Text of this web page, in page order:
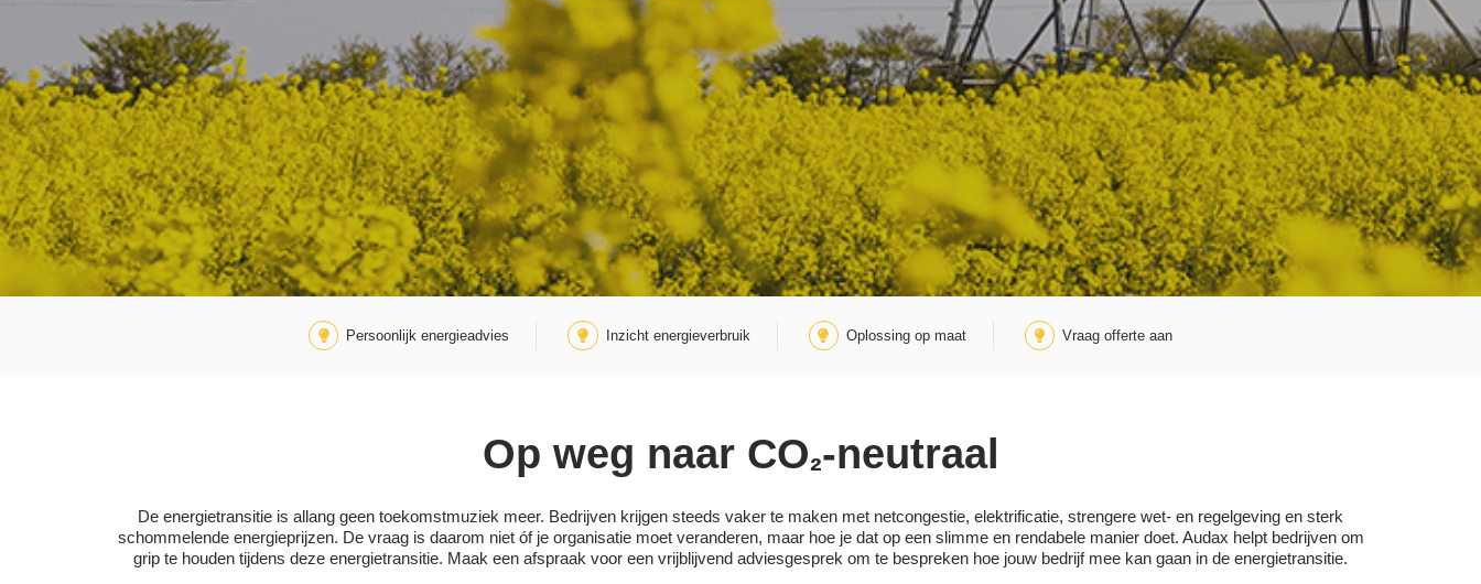
Persoonlijk energieadvies Inzicht energieverbruik Oplossing op maat Vraag offerte aan
Op weg naar CO²-neutraal
De energietransitie is allang geen toekomstmuziek meer. Bedrijven krijgen steeds vaker te maken met netcongestie, elektrificatie, strengere wet- en regelgeving en sterk
schommelende energieprijzen. De vraag is daarom niet óf je organisatie moet veranderen, maar hoe je dat op een slimme en rendabele manier doet. Audax helpt bedrijven om
grip te houden tijdens deze energietransitie. Maak een afspraak voor een vrijblijvend adviesgesprek om te bespreken hoe jouw bedrijf mee kan gaan in de energietransitie.